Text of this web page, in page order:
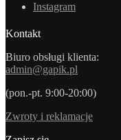
Instagram
Kontakt
Biuro obsługi klienta:
admin@gapik.pl
(pon.-pt. 9:00-20:00)
Zwroty i reklamacje